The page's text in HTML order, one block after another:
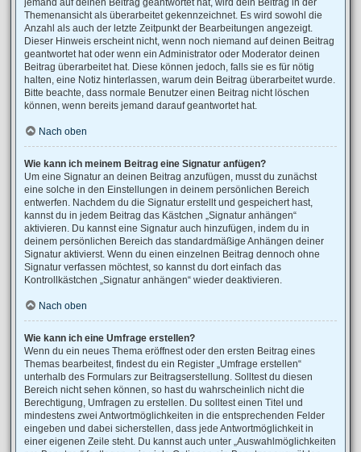
jemand auf deinen Beitrag geantwortet hat, wird dein Beitrag in der
Themenansicht als überarbeitet gekennzeichnet. Es wird sowohl die
Anzahl als auch der letzte Zeitpunkt der Bearbeitungen angezeigt.
Dieser Hinweis erscheint nicht, wenn noch niemand auf deinen Beitrag
geantwortet hat oder wenn ein Administrator oder Moderator deinen
Beitrag überarbeitet hat. Diese können jedoch, falls sie es für nötig
halten, eine Notiz hinterlassen, warum dein Beitrag überarbeitet wurde.
Bitte beachte, dass normale Benutzer einen Beitrag nicht löschen
können, wenn bereits jemand darauf geantwortet hat.
Nach oben
Wie kann ich meinem Beitrag eine Signatur anfügen?
Um eine Signatur an deinen Beitrag anzufügen, musst du zunächst
eine solche in den Einstellungen in deinem persönlichen Bereich
entwerfen. Nachdem du die Signatur erstellt und gespeichert hast,
kannst du in jedem Beitrag das Kästchen „Signatur anhängen“
aktivieren. Du kannst eine Signatur auch hinzufügen, indem du in
deinem persönlichen Bereich das standardmäßige Anhängen deiner
Signatur aktivierst. Wenn du einen einzelnen Beitrag dennoch ohne
Signatur verfassen möchtest, so kannst du dort einfach das
Kontrollkästchen „Signatur anhängen“ wieder deaktivieren.
Nach oben
Wie kann ich eine Umfrage erstellen?
Wenn du ein neues Thema eröffnest oder den ersten Beitrag eines
Themas bearbeitest, findest du ein Register „Umfrage erstellen“
unterhalb des Formulars zur Beitragserstellung. Solltest du diesen
Bereich nicht sehen können, so hast du wahrscheinlich nicht die
Berechtigung, Umfragen zu erstellen. Du solltest einen Titel und
mindestens zwei Antwortmöglichkeiten in die entsprechenden Felder
eingeben und dabei sicherstellen, dass jede Antwortmöglichkeit in
einer eigenen Zeile steht. Du kannst auch unter „Auswahlmöglichkeiten